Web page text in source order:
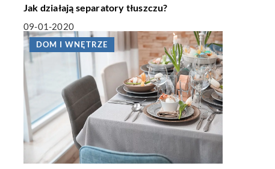
Jak działają separatory tłuszczu?
09-01-2020
DOM I WNĘTRZE